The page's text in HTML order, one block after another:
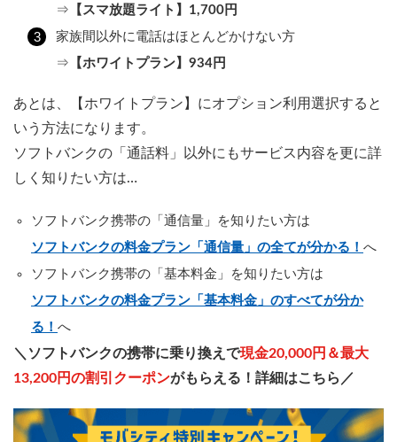
⇒ 【スマ放題ライト】1,700円
家族間以外に電話はほとんどかけない方
⇒ 【ホワイトプラン】934円
あとは、【ホワイトプラン】にオプション利用選択すると
いう方法になります。
ソフトバンクの「通話料」以外にもサービス内容を更に詳
しく知りたい方は…
ソフトバンク携帯の「通信量」を知りたい方は
ソフトバンクの料金プラン「通信量」の全てが分かる！ へ
ソフトバンク携帯の「基本料金」を知りたい方は
ソフトバンクの料金プラン「基本料金」のすべてが分か
る！ へ
＼ソフトバンクの携帯に乗り換えで現金20,000円＆最大
13,200円の割引クーポンがもらえる！詳細はこちら／